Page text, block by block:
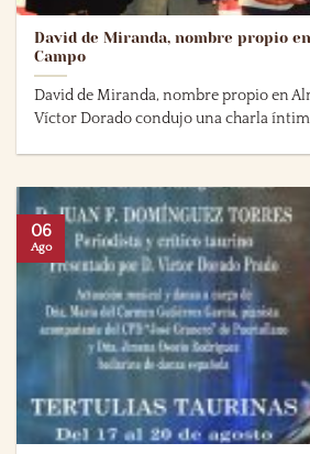
David de Miranda, nombre propio
Campo
David de Miranda, nombre propio en
Víctor Dorado condujo una charla
06
Ago